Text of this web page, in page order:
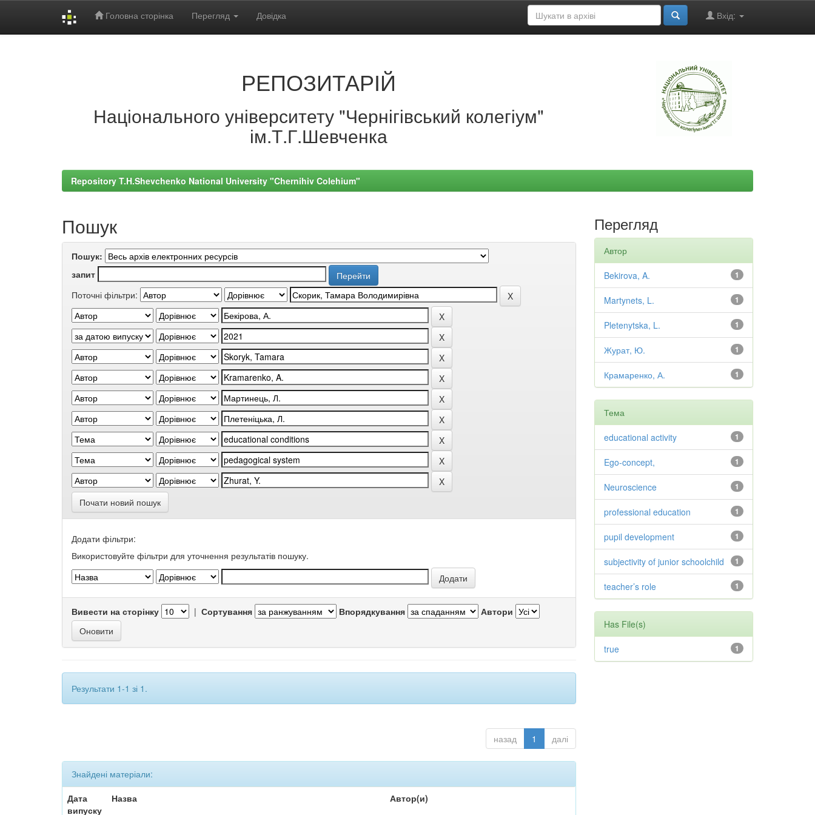
Головна сторінка Перегляд Довідка Вхід:
РЕПОЗИТАРІЙ
Національного університету "Чернігівський колегіум"
ім.Т.Г.Шевченка
Repository T.H.Shevchenko National University "Chernihiv Colehium"
Пошук
Пошук:
запит
Поточні фільтри:
Почати новий пошук
Додати фільтри:
Використовуйте фільтри для уточнення результатів пошуку.
Вивести на сторінку | Сортування Впорядкування Автори
Результати 1-1 зі 1.
назад 1 далі
Знайдені матеріали:
Дата
випуску
Назва Автор(и)
Перегляд
Автор
1
Bekirova, A.
1
Martynets, L.
1
Pletenytska, L.
1
Журат, Ю.
1
Крамаренко, А.
Тема
1
educational activity
1
Ego-concept,
1
Neuroscience
1
professional education
1
pupil development
1
subjectivity of junior schoolchild
1
teacher’s role
Has File(s)
1
true